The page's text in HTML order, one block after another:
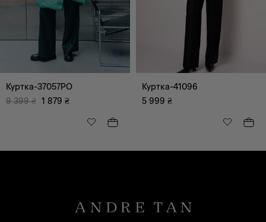
Куртка-37057PO
9 399 ₴ 1 879 ₴
Куртка-41096
5 999 ₴